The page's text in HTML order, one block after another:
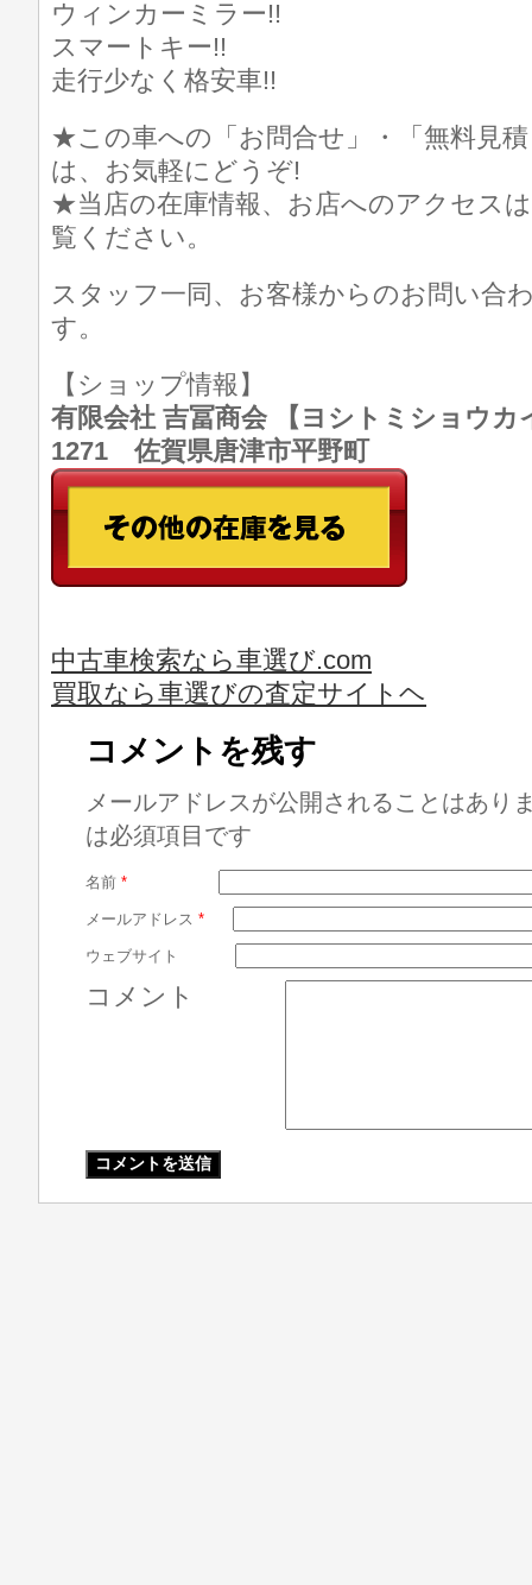
ウィンカーミラー!!
スマートキー!!
走行少なく格安車!!
★この車への「お問合せ」・「無料見
は、お気軽にどうぞ!
★当店の在庫情報、お店へのアクセス
覧ください。
スタッフ一同、お客様からのお問い合
す。
【ショップ情報】
有限会社 吉冨商会 【ヨシトミショウ
1271 佐賀県唐津市平野町
中古車検索なら車選び.com
買取なら車選びの査定サイトヘ
コメントを残す
メールアドレスが公開されることはあり
は必須項目です
名前 *
メールアドレス *
ウェブサイト
コメント